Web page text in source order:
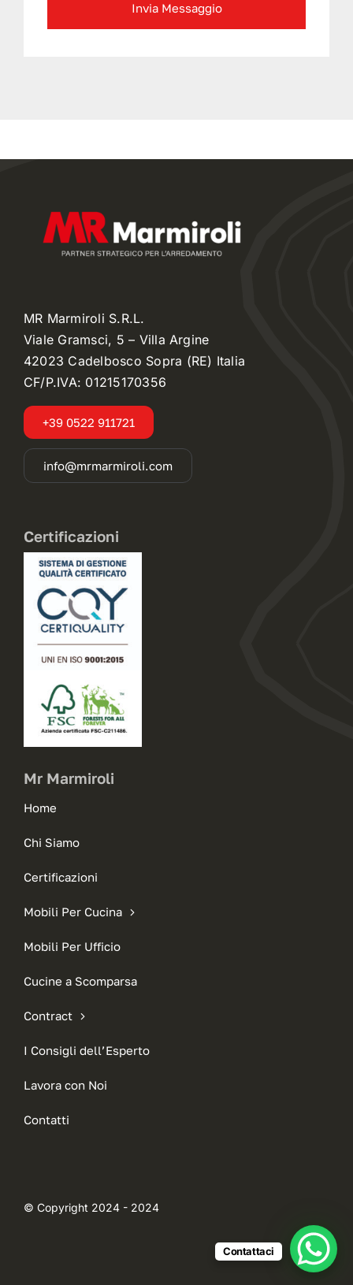
Invia Messaggio
MR Marmiroli S.R.L.
Viale Gramsci, 5 – Villa Argine
42023 Cadelbosco Sopra (RE) Italia
CF/P.IVA: 01215170356
+39 0522 911721
info@mrmarmiroli.com
Certificazioni
Mr Marmiroli
Home
Chi Siamo
Certificazioni
Mobili Per Cucina
Mobili Per Ufficio
Cucine a Scomparsa
Contract
I Consigli dell’Esperto
Lavora con Noi
Contatti
© Copyright 2024 - 2024
Contattaci